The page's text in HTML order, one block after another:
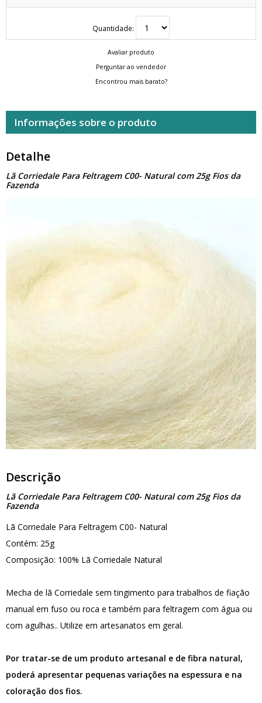
Quantidade:
Avaliar produto
Perguntar ao vendedor
Encontrou mais barato?
Informações sobre o produto
Detalhe
Lã Corriedale Para Feltragem C00- Natural com 25g Fios da
Fazenda
Descrição
Lã Corriedale Para Feltragem C00- Natural com 25g Fios da
Fazenda
Lã Corriedale Para Feltragem C00- Natural
Contém: 25g
Composição: 100% Lã Corriedale Natural
Mecha de lã Corriedale sem tingimento para trabalhos de fiação
manual em fuso ou roca e também para feltragem com água ou
com agulhas.. Utilize em artesanatos em geral.
Por tratar-se de um produto artesanal e de fibra natural,
poderá apresentar pequenas variações na espessura e na
coloração dos fios.